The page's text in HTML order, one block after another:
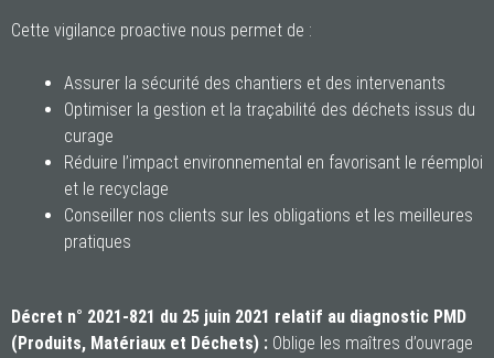
Cette vigilance proactive nous permet de :
Assurer la sécurité des chantiers et des intervenants
Optimiser la gestion et la traçabilité des déchets issus du
curage
Réduire l’impact environnemental en favorisant le réemploi
et le recyclage
Conseiller nos clients sur les obligations et les meilleures
pratiques
Décret n° 2021-821 du 25 juin 2021 relatif au diagnostic PMD
(Produits, Matériaux et Déchets) : Oblige les maîtres d’ouvrage